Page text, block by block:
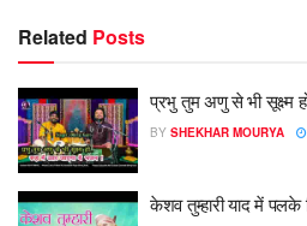
Related Posts
प्रभु तुम अणु से भी सूक्ष्म
BY SHEKHAR MOURYA
केशव तुम्हारी याद में